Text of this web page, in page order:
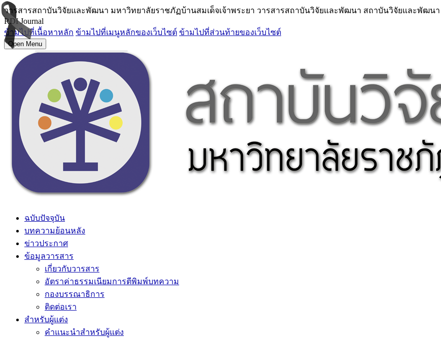
วารสารสถาบันวิจัยและพัฒนา มหาวิทยาลัยราชภัฏบ้านสมเด็จเจ้าพระยา วารสารสถาบันวิจัยและพัฒนา สถาบันวิจัยและพัฒนา
RDI Journal
ข้ามไปที่เนื้อหาหลัก ข้ามไปที่เมนูหลักของเว็บไซต์ ข้ามไปที่ส่วนท้ายของเว็บไซต์
Open Menu
ฉบับปัจจุบัน
บทความย้อนหลัง
ข่าวประกาศ
ข้อมูลวารสาร
เกี่ยวกับวารสาร
อัตราค่าธรรมเนียมการตีพิมพ์บทความ
กองบรรณาธิการ
ติดต่อเรา
สำหรับผู้แต่ง
คำแนะนำสำหรับผู้แต่ง